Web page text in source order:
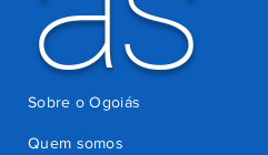
Quem somos
Sobre o Ogoiás